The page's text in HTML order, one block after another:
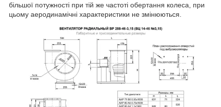
більшої потужності при тій же частоті обертання колеса, при
цьому аеродинамічні характеристики не змінюються.